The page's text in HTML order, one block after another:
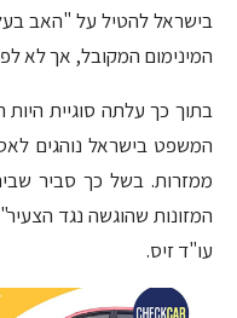
בישראל להטיל על "האב
המינימום המקובל, אך לא
בתוך כך עלתה סוגיית
המשפט בישראל נוהגים
ממזרות. בשל כך סביר
עו"ד זיס.